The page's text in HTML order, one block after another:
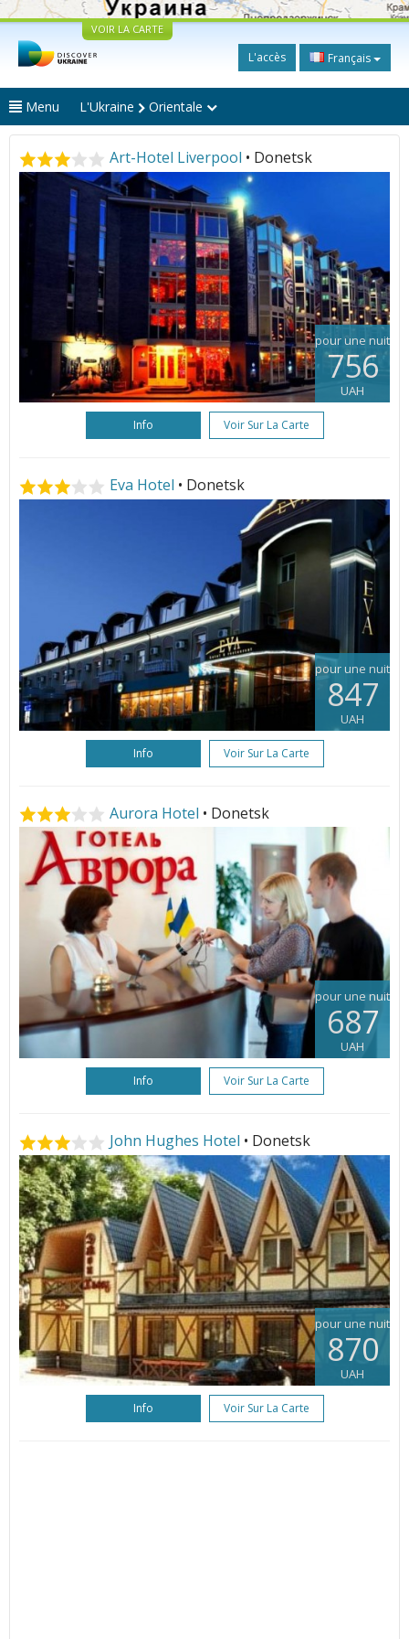
VOIR LA CARTE
L'accès Français
Menu L'Ukraine Orientale
Art-Hotel Liverpool • Donetsk
pour une nuit
756
UAH
Info Voir Sur La Carte
Eva Hotel • Donetsk
pour une nuit
847
UAH
Info Voir Sur La Carte
Aurora Hotel • Donetsk
pour une nuit
687
UAH
Info Voir Sur La Carte
John Hughes Hotel • Donetsk
pour une nuit
870
UAH
Info Voir Sur La Carte